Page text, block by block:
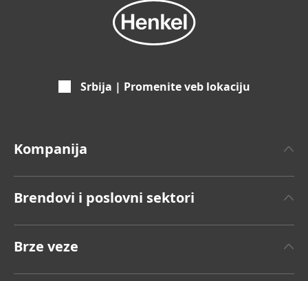
Srbija | Promenite veb lokaciju
Kompanija
Činjenice i podaci
Saopštenje za javnost
Brendovi i poslovni sektori
Brze veze